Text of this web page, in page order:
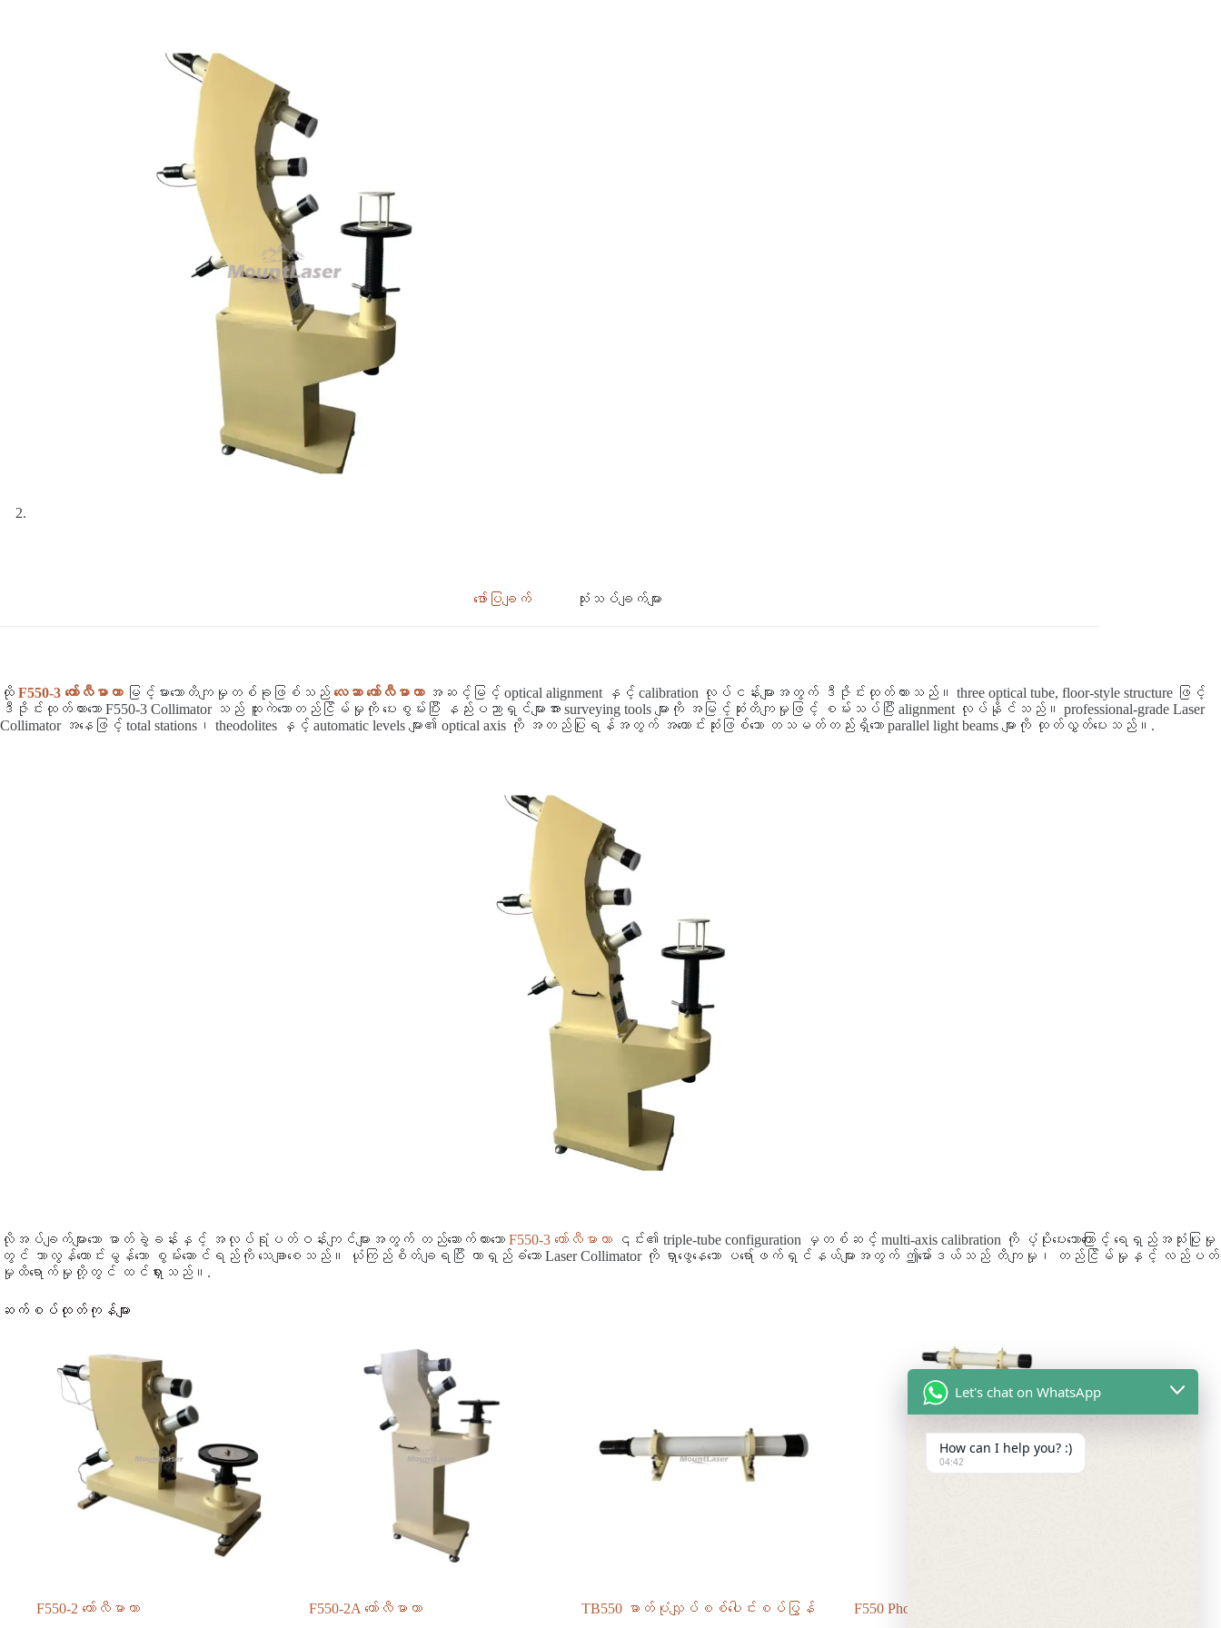
ဖော်ပြချက် သုံးသပ်ချက်များ
ထို F550-3 ကော်လီမာတာမြင့်မားသောတိကျမှုတစ်ခုဖြစ်သည် လေဆာ ကော်လီမာတာအဆင့်မြင့် optical alignment နှင့် calibration လုပ်ငန်းများအတွက် ဒီဇိုင်းထုတ်ထားသည်။ three optical tube, floor-style structure ဖြင့်
ဒီဇိုင်းထုတ်ထားသော F550-3 Collimator သည် ထူးကဲသောတည်ငြိမ်မှုကို ပေးစွမ်းပြီး နည်းပညာရှင်များအား surveying tools များကို အမြင့်ဆုံးတိကျမှုဖြင့် စမ်းသပ်ပြီး alignment လုပ်နိုင်သည်။ professional-grade Laser
Collimator အနေဖြင့် total stations၊ theodolites နှင့် automatic levels များ၏ optical axis ကို အတည်ပြုရန်အတွက် အကောင်းဆုံးဖြစ်သော တသမတ်တည်းရှိသော parallel light beams များကို ထုတ်လွှတ်ပေးသည်။.
လိုအပ်ချက်များသော ဓာတ်ခွဲခန်းနှင့် အလုပ်ရုံပတ်ဝန်းကျင်များအတွက် တည်ဆောက်ထားသော F550-3 ကော်လီမာတာ ၎င်း၏ triple-tube configuration မှတစ်ဆင့် multi-axis calibration ကို ပံ့ပိုးပေးသောကြောင့် ရေရှည်အသုံးပြုမှု
တွင် သာလွန်ကောင်းမွန်သော စွမ်းဆောင်ရည်ကို သေချာစေသည်။ ယုံကြည်စိတ်ချရပြီး တာရှည်ခံသော Laser Collimator ကို ရှာဖွေနေသော ပရော်ဖက်ရှင်နယ်များအတွက် ဤမော်ဒယ်သည် တိကျမှု၊ တည်ငြိမ်မှုနှင့် လည်ပတ်
မှုထိရောက်မှုတို့တွင် ထင်ရှားသည်။.
ဆက်စပ်ထုတ်ကုန်များ
F550-2 ကော်လီမာတာ F550-2A ကော်လီမာတာ TB550 ဓာတ်ပုံလျှပ်စစ်ပေါင်းစပ်ပြွန် F550 Photoelectric ပေါင်းစပ်ပြွန်
Let's chat on WhatsApp
How can I help you? :)
04:42